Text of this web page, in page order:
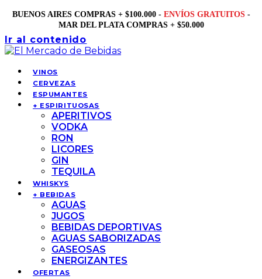
BUENOS AIRES COMPRAS + $100.000 - ENVÍOS GRATUITOS -
MAR DEL PLATA COMPRAS + $50.000
Ir al contenido
VINOS
CERVEZAS
ESPUMANTES
+ ESPIRITUOSAS
APERITIVOS
VODKA
RON
LICORES
GIN
TEQUILA
WHISKYS
+ BEBIDAS
AGUAS
JUGOS
BEBIDAS DEPORTIVAS
AGUAS SABORIZADAS
GASEOSAS
ENERGIZANTES
OFERTAS